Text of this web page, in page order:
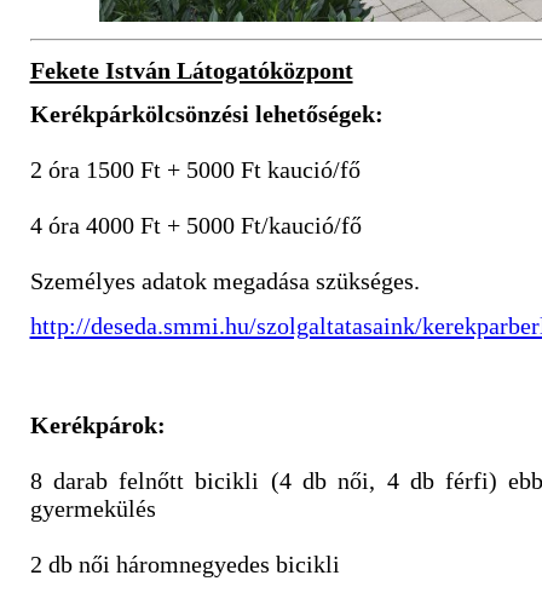
Fekete István Látogatóközpont
Kerékpárkölcsönzési lehetőségek:
2 óra 1500 Ft + 5000 Ft kaució/fő
4 óra 4000 Ft + 5000 Ft/kaució/fő
Személyes adatok megadása szükséges.
http://deseda.smmi.hu/szolgaltatasaink/
Kerékpárok:
8 darab felnőtt bicikli (4 db női, 4 db férfi)
gyermekülés
2 db női háromnegyedes bicikli